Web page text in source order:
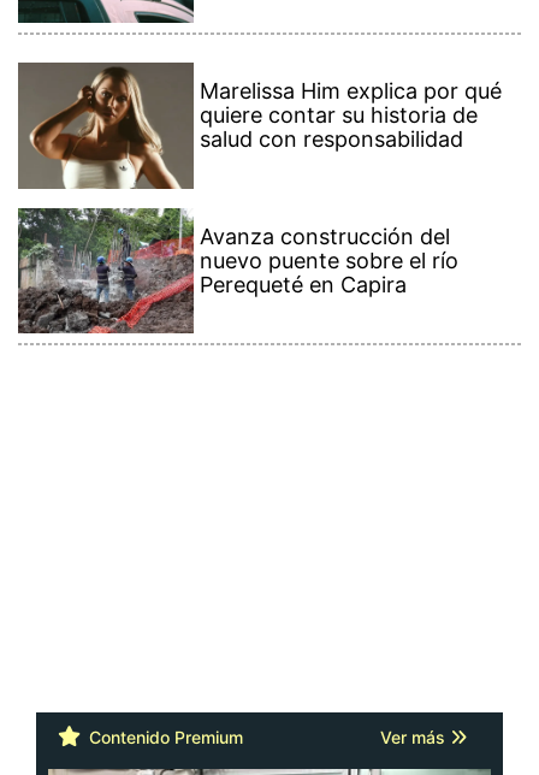
Marelissa Him explica por qué
quiere contar su historia de
salud con responsabilidad
Avanza construcción del
nuevo puente sobre el río
Perequeté en Capira
Contenido Premium Ver más